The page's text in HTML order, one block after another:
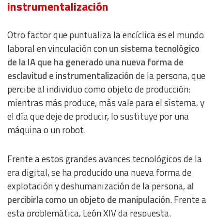
instrumentalización
Otro factor que puntualiza la encíclica es el mundo
laboral en vinculación conun sistema tecnológico
de la IA que ha generado una nueva forma de
esclavitud e instrumentalizaciónde la persona, que
percibe al individuo como objeto de producción:
mientras más produce, más vale para el sistema, y
el día que deje de producir, lo sustituye por una
máquina o un robot.
Frente a estos grandes avances tecnológicos de la
era digital, se ha producido una nueva forma de
explotación y deshumanización de la persona, al
percibirla como un objeto de manipulación. Frente a
esta problemática, León XIV da respuesta.
Understand audiences through statistics or combinations
of data from different sources
Develop and improve services
Use limited data to select content
IAB Special Features:
Identify devices based on information actively requested
Non-IAB processing purposes:
Essential